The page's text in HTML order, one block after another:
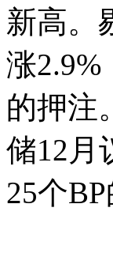
新高。
涨
的押注
储12月
25个